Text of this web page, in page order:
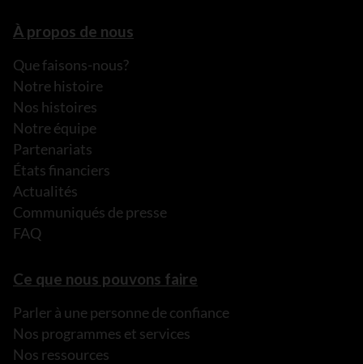
À propos de nous
Que faisons-nous?
Notre histoire
Nos histoires
Notre équipe
Partenariats
États financiers
Actualités
Communiqués de presse
FAQ
Ce que nous pouvons faire
Parler à une personne de confiance
Nos programmes et services
Nos ressources